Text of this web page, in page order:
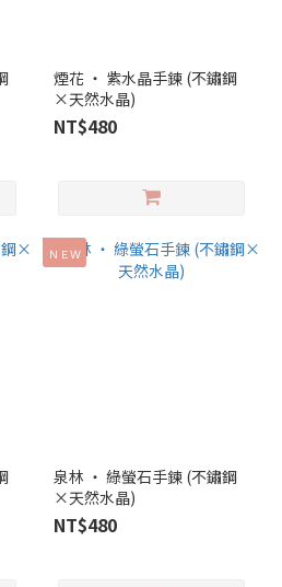
煙花 ‧ 紫水晶手鍊 (不鏽鋼
×天然水晶)
NT$480
ＮＥＷ
泉林 ‧ 綠螢石手鍊 (不鏽鋼
×天然水晶)
NT$480